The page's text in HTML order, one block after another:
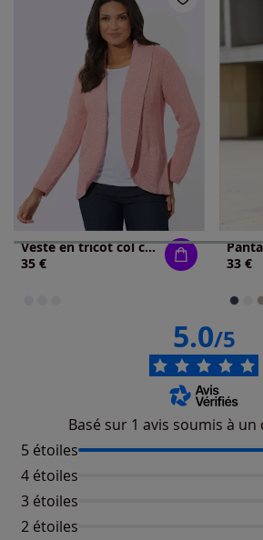
Veste en tricot col châle mode
35 €
33 €
5.0/5
Basé sur 1 avis soumis à
5 étoiles
4 étoiles
3 étoiles
2 étoiles